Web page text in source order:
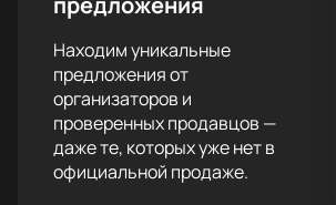
Находим уникальные
предложения от
организаторов и
проверенных продавцов —
даже те, которых уже нет в
официальной продаже.